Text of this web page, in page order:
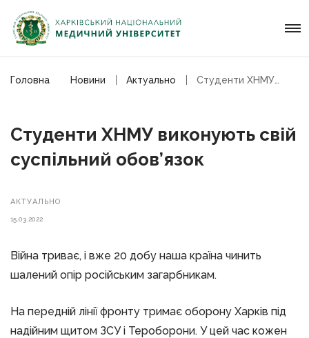
Головна Новини Актуально
Студенти ХНМУ виконують свій
суспільний обов’язок
АКТУАЛЬНО
15.03.2022
Війна триває, і вже 20 добу наша країна чинить
шалений опір російським загарбникам.
На передній лінії фронту тримає оборону Харків під
надійним щитом ЗСУ і Тероборони. У цей час кожен